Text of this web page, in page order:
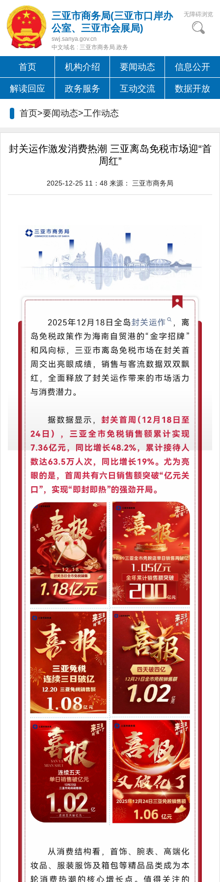
三亚市商务局(三亚市口岸办
公室、三亚市会展局)
swj.sanya.gov.cn
中文域名 : 三亚市商务局.政务
无障碍浏览
首页 机构介绍 要闻动态 信息公开
解读回应 政务服务 互动交流 数据开放
首页>要闻动态>工作动态
封关运作激发消费热潮 三亚离岛免税市场迎“首
周红”
2025-12-25 11：48 来源： 三亚市商务局